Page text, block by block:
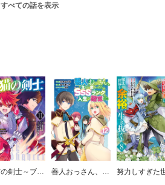
すべての話を表示